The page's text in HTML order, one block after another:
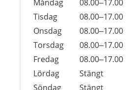
Dag
Öppettider
Kommentarer
Måndag
08.00–17.00
Tisdag
08.00–17.00
Onsdag
08.00–17.00
Torsdag
08.00–17.00
Fredag
08.00–17.00
Lördag
Stängt
Söndag
Stängt